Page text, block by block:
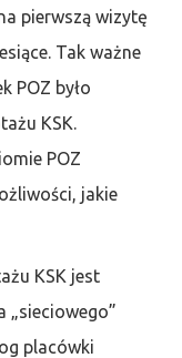
pierwszą wizytę
Tak ważne
POZ było
KSK.
POZ
jakie
KSK jest
„sieciowego”
placówki